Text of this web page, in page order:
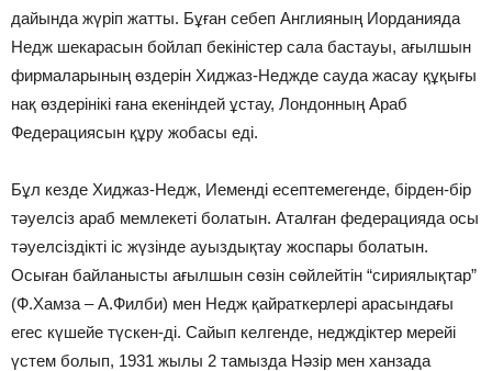
дайында жүріп жатты. Бұған себеп Англияның Иорданияда
Недж шекарасын бойлап бекіністер сала бастауы, ағылшын
фирмаларының өздерін Хиджаз-Неджде сауда жасау құқығы
нақ өздерінікі ғана екеніндей ұстау, Лондонның Араб
Федерациясын құру жобасы еді.
Бұл кезде Хиджаз-Недж, Иеменді есептемегенде, бірден-бір
тәуелсіз араб мемлекеті болатын. Аталған федерацияда осы
тәуелсіздікті іс жүзінде ауыздықтау жоспары болатын.
Осыған байланысты ағылшын сөзін сөйлейтін “сириялық­тар”
(Ф.Хамза – А.Филби) мен Недж қайраткерлері арасындағы
егес күшейе түскен-ді. Сайып келгенде, недждіктер мерейі
үстем болып, 1931 жылы 2 тамызда Нәзір мен ханзада